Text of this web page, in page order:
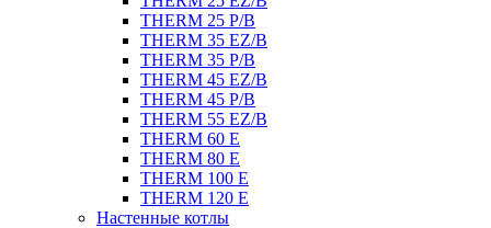
THERM 25 P/B
THERM 35 EZ/B
THERM 35 P/B
THERM 45 EZ/B
THERM 45 P/B
THERM 55 EZ/B
THERM 60 E
THERM 80 E
THERM 100 E
THERM 120 E
Настенные котлы